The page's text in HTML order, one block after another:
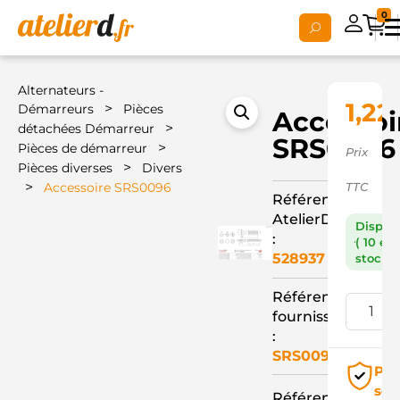
0
Alternateurs -
Démarreurs
>
Pièces
détachées Démarreur
>
Pièces de démarreur >
Pièces diverses > Divers
> Accessoire SRS0096
SRS0096
Référence
AtelierD
:
528937
Référence
fournisseur
:
SRS0096
1,22
Prix
TTC
( 10 en
stock )